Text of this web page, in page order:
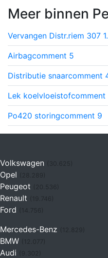
Meer binnen
Vervangen Distr.riem 307
Airbagcomment 5
Distributie snaarcomment
Lek koelvloeistofcomment
Po420 storingcomment 9
Volkswagen (30.625)
Opel
Peugeot (20.536)
Renault (19.746)
Ford (14.756)
Mercedes-Benz
BMW
Audi